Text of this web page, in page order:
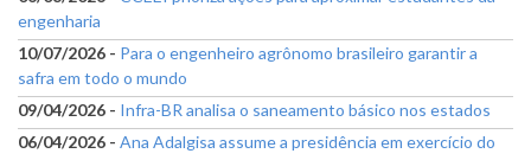
engenharia
10/07/2026 - Para o engenheiro agrônomo brasileiro garantir a
safra em todo o mundo
09/04/2026 - Infra-BR analisa o saneamento básico nos estados
06/04/2026 - Ana Adalgisa assume a presidência em exercício do